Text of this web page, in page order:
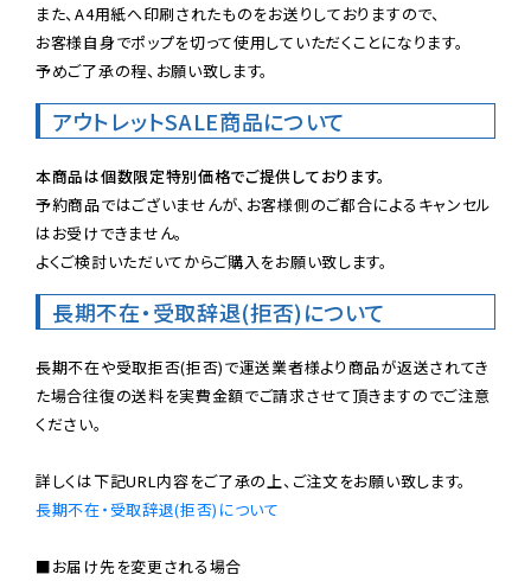
また、A4用紙へ印刷されたものをお送りしておりますので、
お客様自身でポップを切って使用していただくことになります。
予めご了承の程、お願い致します。
アウトレットSALE商品について
本商品は個数限定特別価格でご提供しております。
予約商品ではございませんが、お客様側のご都合によるキャンセル
はお受けできません。
よくご検討いただいてからご購入をお願い致します。
長期不在・受取辞退(拒否)について
長期不在や受取拒否(拒否)で運送業者様より商品が返送されてき
た場合往復の送料を実費金額でご請求させて頂きますのでご注意
ください。
長期不在・受取辞退(拒否)について